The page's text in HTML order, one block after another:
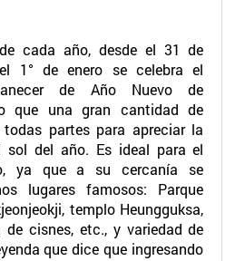
cada año, desde el 31 de
1° de enero se celebra el
de Año Nuevo de
que una gran cantidad de
partes para apreciar la
sol del año. Es ideal para el
ya que a su cercanía se
lugares famosos: Parque
templo Heungguksa,
cisnes, etc., y variedad de
que dice que ingresando